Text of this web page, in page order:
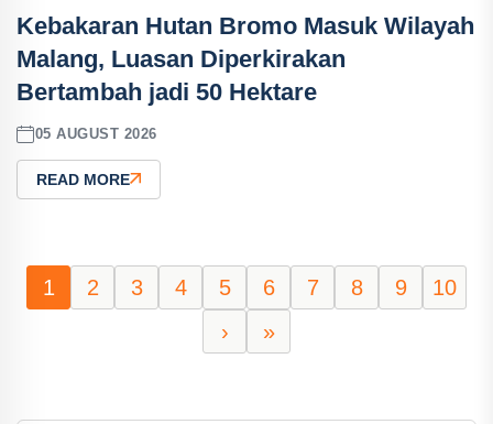
Kebakaran Hutan Bromo Masuk Wilayah
Malang, Luasan Diperkirakan
Bertambah jadi 50 Hektare
05 AUGUST 2026
READ MORE
1 2 3 4 5 6 7 8 9
10
›
»